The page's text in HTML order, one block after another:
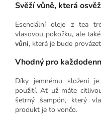
Svěží vůně, která
Esenciální oleje z tea
vlasovou pokožku, ale
vůni, která je bude
Vhodný pro
Díky jemnému složení
použití. Ať už máte
šetrný šampón, který
produkt je to vončo.